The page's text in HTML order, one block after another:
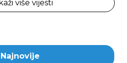
više vijesti
Najnovije